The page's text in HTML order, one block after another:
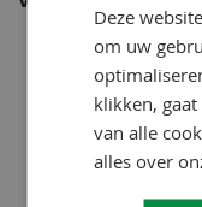
Verspreid zich
een barrière
Hoog gehalte
Muur blijft
Doeltreffend
Deze
om uw
klikken,
van alle
alles over